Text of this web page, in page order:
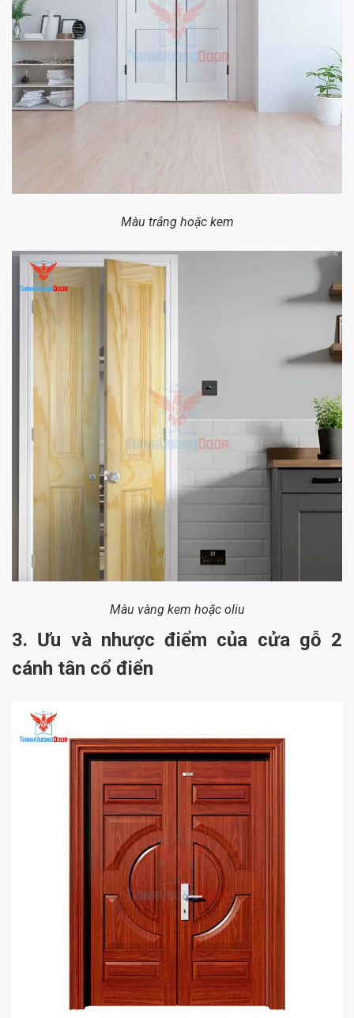
Màu trắng hoặc kem
Màu vàng kem hoặc oliu
3. Ưu và nhược điểm của cửa gỗ 2
cánh tân cổ điển